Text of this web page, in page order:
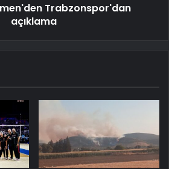
Trabzonspor'dan
açıklama